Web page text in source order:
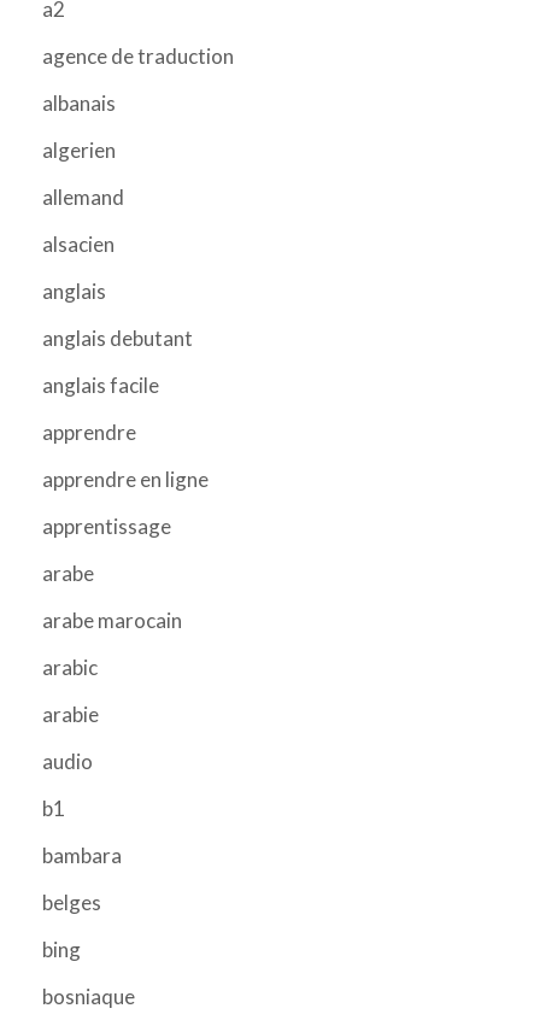
a2
agence de traduction
albanais
algerien
allemand
alsacien
anglais
anglais debutant
anglais facile
apprendre
apprendre en ligne
apprentissage
arabe
arabe marocain
arabic
arabie
audio
b1
bambara
belges
bing
bosniaque